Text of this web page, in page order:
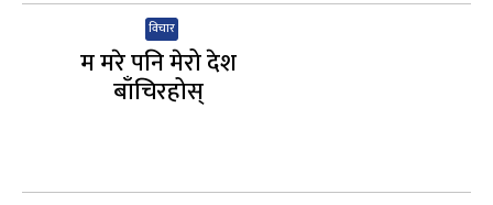
विचार
म मरे पनि मेरो देश
बाँचिरहोस्